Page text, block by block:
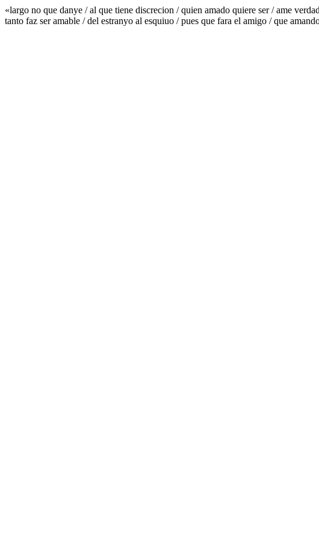
«largo no que danye / al que tiene discrecion / quien amado quiere ser / ame
tanto faz ser amable / del estranyo al esquiuo / pues que fara el amigo / que